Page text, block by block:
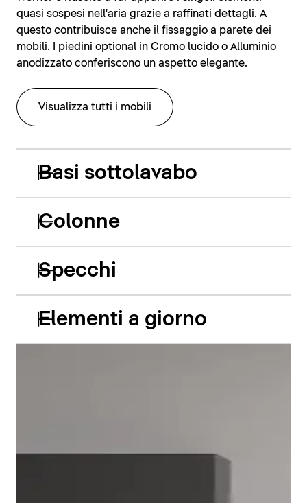
quasi sospesi nell'aria grazie a raffinati dettagli. A
questo contribuisce anche il fissaggio a parete dei
mobili. I piedini optional in Cromo lucido o Alluminio
anodizzato conferiscono un aspetto elegante.
Visualizza tutti i mobili
Basi sottolavabo
Colonne
Specchi
Elementi a giorno